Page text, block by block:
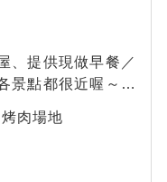
、提供現做早餐／
景點都很近喔～童
觀；一年四季皆...
烤肉場地